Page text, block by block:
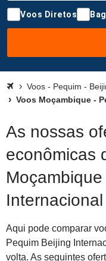
Voos Diretos
Voos - Pequim -
Voos Moçambique -
As nossas
econômicas
Internacional
Aqui pode comparar
Pequim Beijing
volta. As seguintes